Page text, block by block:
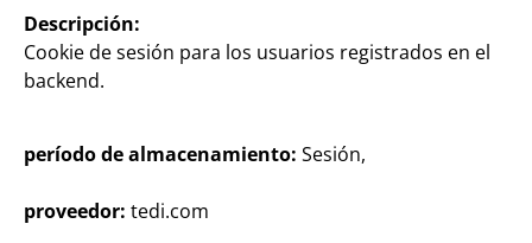
Planifique su próxima celebración con la amplia
selección de artículos para fiestas y envoltorios de
regalo de TEDi.
decoraciones de mesa hasta creativas opciones de
Descripción:
Cookie de sesión para los usuarios registrados en el
backend.
período de almacenamiento: Sesión,
proveedor: tedi.com